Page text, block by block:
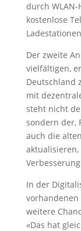
durch
kostenlose
Der zweite
vielfältigen,
Deutschland
mit
steht nicht
sondern der,
auch die
In der
weitere
«Das hat